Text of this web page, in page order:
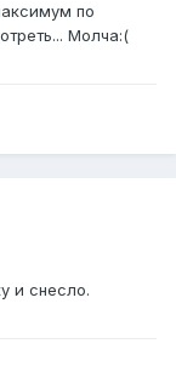
по
Молча:(
и снесло.